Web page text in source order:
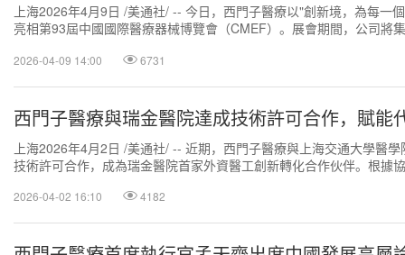
上海2026年4月9日 /美通社/ -- 今日，西門子醫療以"創新境，為每一
亮相第93屆中國國際醫療器械博覽會（CMEF）。展會期間，公司將
2026-04-09 14:00 6731
西門子醫療與瑞金醫院達成技術許可合作，賦能
上海2026年4月2日 /美通社/ -- 近期，西門子醫療與上海交通大學醫
技術許可合作，成為瑞金醫院首家外資醫工創新轉化合作伙伴。根據
2026-04-02 16:10 4182